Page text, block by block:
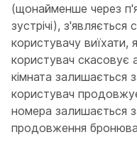
(щонайменше через
зустрічі),
користувачу
користувач скасовує
кімната
користувач
номера залишається
продовження